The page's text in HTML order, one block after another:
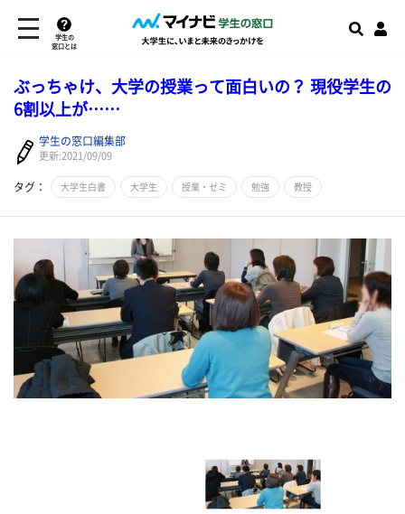
学生の
窓口とは
ぶっちゃけ、大学の授業って面白いの？ 現役学生の
6割以上が……
学生の窓口編集部
更新:2021/09/09
タグ： 大学生白書 大学生 授業・ゼミ 勉強 教授